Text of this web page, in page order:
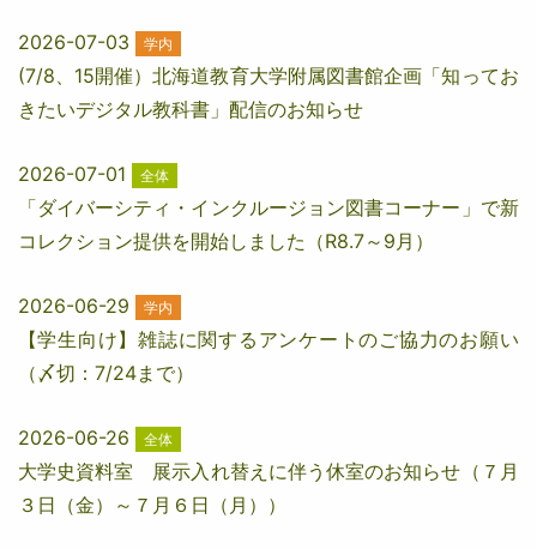
2026-07-03 学内
(7/8、15開催）北海道教育大学附属図書館企画「知ってお
きたいデジタル教科書」配信のお知らせ
2026-07-01 全体
「ダイバーシティ・インクルージョン図書コーナー」で新
コレクション提供を開始しました（R8.7～9月）
2026-06-29 学内
【学生向け】雑誌に関するアンケートのご協力のお願い
（〆切：7/24まで）
2026-06-26 全体
大学史資料室 展示入れ替えに伴う休室のお知らせ（７月
３日（金）～７月６日（月））